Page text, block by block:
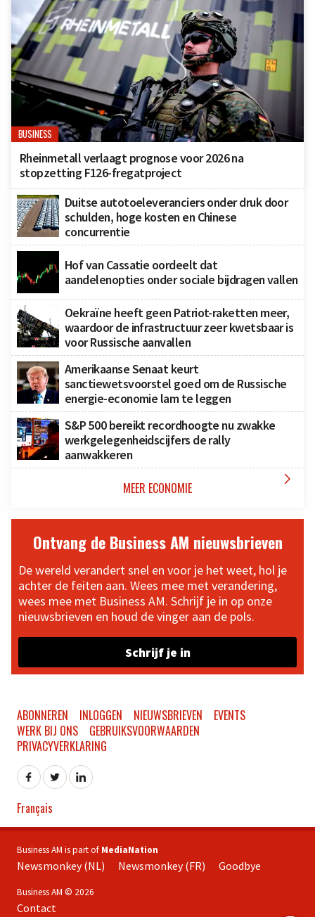
BUSINESS
Rheinmetall verlaagt prognose voor 2026 na
stopzetting F126-fregatproject
Duitse autotoeleveranciers onder druk door
schulden, hoge kosten en Chinese
concurrentie
Hof van Cassatie oordeelt dat
aandelenopties onder sociale bijdragen vallen
Oekraïne heeft geen Patriot-raketten meer,
waardoor de infrastructuur zeer kwetsbaar is
voor Russische aanvallen
Amerikaanse Senaat keurt
sanctiewetsvoorstel goed om de Russische
energie-economie lam te leggen
S&P 500 bereikt recordhoogte nu zwakke
werkgelegenheidscijfers de rally
aanwakkeren
MEER ECONOMIE 
Ontvang de Business AM nieuwsbrieven
De wereld verandert snel en voor je het weet, hol je
achter de feiten aan. Wees mee met verandering,
wees mee met Business AM. Schrijf je in op onze
nieuwsbrieven en houd de vinger aan de pols.
Schrijf je in
ABONNEREN INLOGGEN NIEUWSBRIEVEN
EVENTS
WERK BIJ ONS
GEBRUIKSVOORWAARDEN
PRIVACYVERKLARING
Français
Business AM is part of MediaNation
Newsmonkey (NL) Newsmonkey (FR) Goodbye
Business AM © 2026
Contact